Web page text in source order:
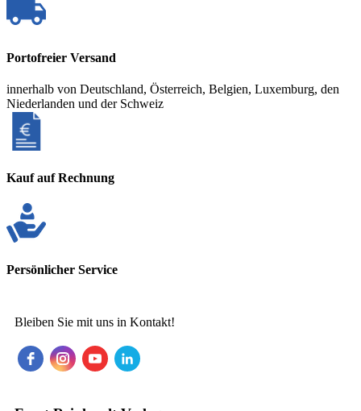
Portofreier Versand
innerhalb von Deutschland, Österreich, Belgien, Luxemburg, den
Niederlanden und der Schweiz
Kauf auf Rechnung
Persönlicher Service
Bleiben Sie mit uns in Kontakt!